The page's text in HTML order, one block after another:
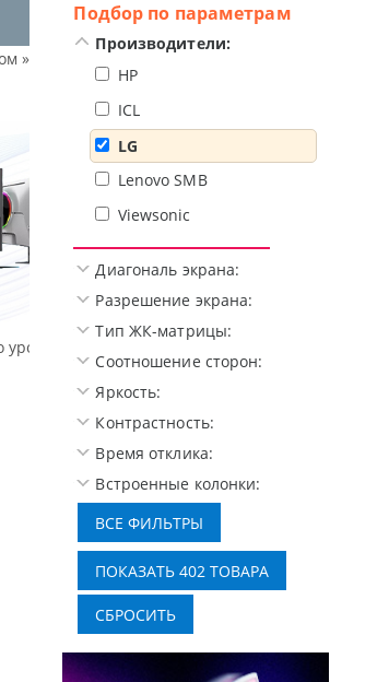
»
Высокотехнологичная игровая периферия
Подбор по параметрам
Производители:
HP
ICL
LG
Lenovo SMB
Viewsonic
Диагональ экрана:
Разрешение экрана:
Тип ЖК-матрицы:
Соотношение сторон:
Яркость:
Контрастность:
Время отклика:
Встроенные колонки: